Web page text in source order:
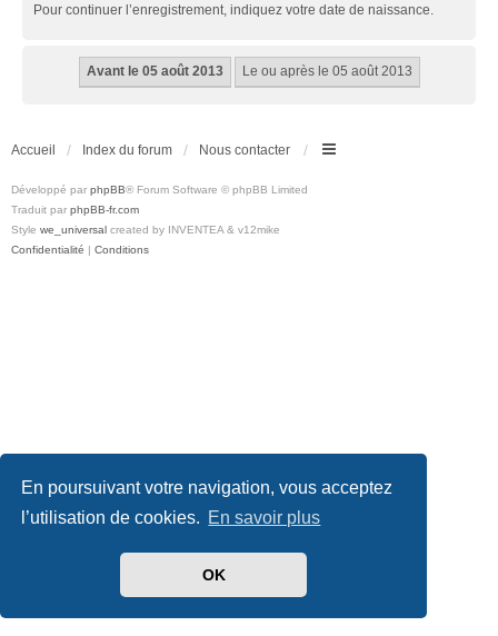
En poursuivant votre navigation, vous acceptez
l’utilisation de cookies. En savoir plus
OK
Pour continuer l’enregistrement, indiquez votre date de naissance.
Accueil Index du forum Nous contacter
Développé par phpBB® Forum Software © phpBB Limited
Traduit par phpBB-fr.com
Style we_universal created by INVENTEA & v12mike
Confidentialité | Conditions